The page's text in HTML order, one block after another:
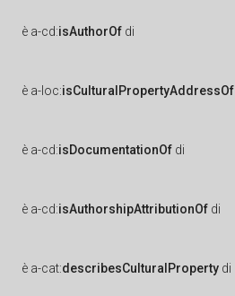
è a-cd:isAuthorOf di
è a-loc:isCulturalPropertyAddressOf
è a-cd:isDocumentationOf di
è a-cd:isAuthorshipAttributionOf di
è a-cat:describesCulturalProperty di